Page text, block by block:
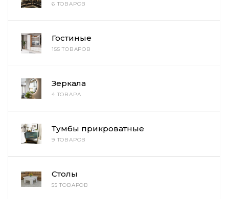
6 ТОВАРОВ
Гостиные
155 ТОВАРОВ
Зеркала
4 ТОВАРА
Тумбы прикроватные
9 ТОВАРОВ
Столы
55 ТОВАРОВ